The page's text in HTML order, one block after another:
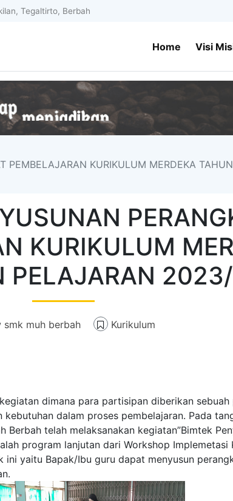
Tegaltirto, Berbah
Home Visi
PEMBELAJARAN KURIKULUM MERDEKA
KURIKULUM
PELAJARAN
smk muh berbah Kurikulum
dimana para partisipan diberikan
dalam proses pembelajaran. Pada
Berbah telah melaksanakan kegiatan”Bimtek
program lanjutan dari Workshop Implemetasi
ini yaitu Bapak/Ibu guru dapat menyusun